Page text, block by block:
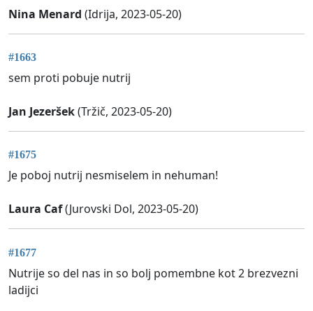
Nina Menard (Idrija, 2023-05-20)
#1663
sem proti pobuje nutrij
Jan Jezeršek(Tržič, 2023-05-20)
#1675
Je poboj nutrij nesmiselem in nehuman!
Laura Caf(Jurovski Dol, 2023-05-20)
#1677
Nutrije so del nas in so bolj pomembne kot 2 brezvezni
ladijci